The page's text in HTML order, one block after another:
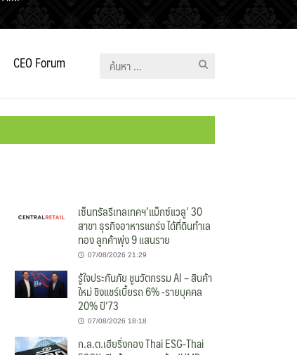
CEO Forum
ค้นหา
เซ็นทรัลรีเทลเทคฯ’แม็กซ์แวลู’ 30
สาขา ธุรกิจอาหารแกร่ง ได้ที่ดินทำเล
ทอง ลูกค้าพุ่ง 9 แสนราย
07/08/2026 21:29
รู้ใจประกันภัย ชูนวัตกรรม AI – สินค้า
ใหม่ ชิงแชร์เบี้ยรถ 6% -รายบุคคล
20% ปี’73
07/08/2026 18:18
ก.ล.ต.เฮียริ่งกอง Thai ESG-Thai